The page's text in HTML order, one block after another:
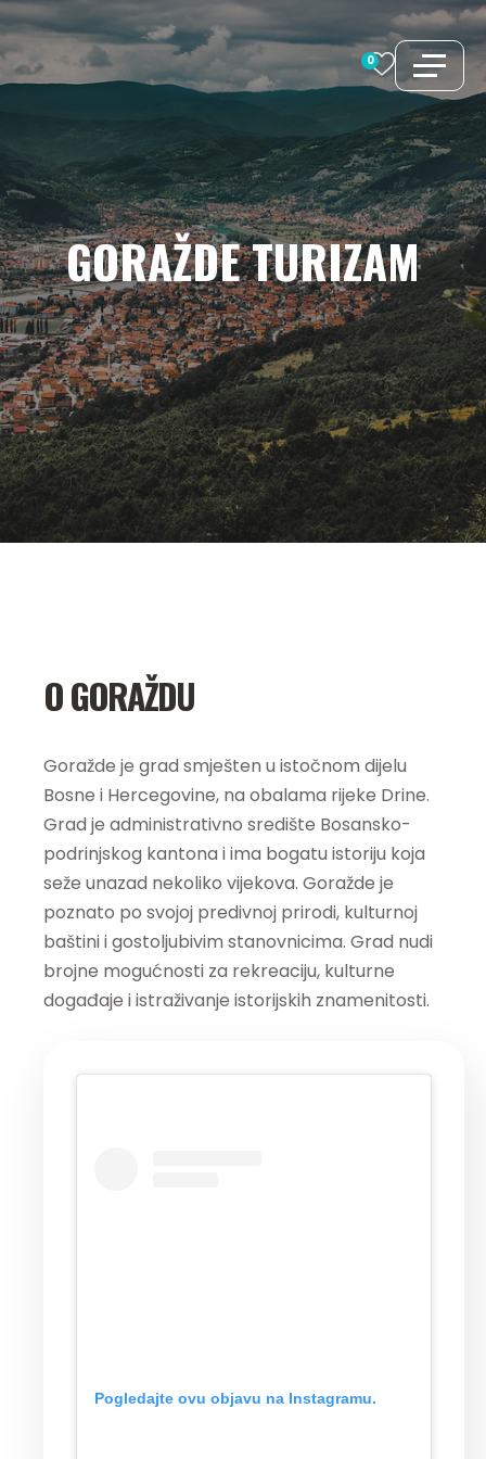
Preskoči
na
sadržaj
0
GORAŽDETURIZAM
O GORAŽDU
Goražde je grad smješten u istočnom dijelu
Bosne i Hercegovine, na obalama rijeke Drine.
Grad je administrativno središte Bosansko-
podrinjskog kantona i ima bogatu istoriju koja
seže unazad nekoliko vijekova. Goražde je
poznato po svojoj predivnoj prirodi, kulturnoj
baštini i gostoljubivim stanovnicima. Grad nudi
brojne mogućnosti za rekreaciju, kulturne
događaje i istraživanje istorijskih znamenitosti.
Pogledajte ovu objavu na Instagramu.